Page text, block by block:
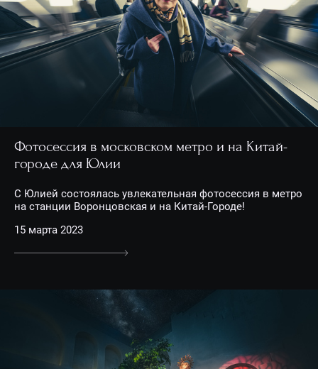
Фотосессия в московском метро и на Китай-
городе для Юлии
С Юлией состоялась увлекательная фотосессия в метро
на станции Воронцовская и на Китай-Городе!
15 марта 2023